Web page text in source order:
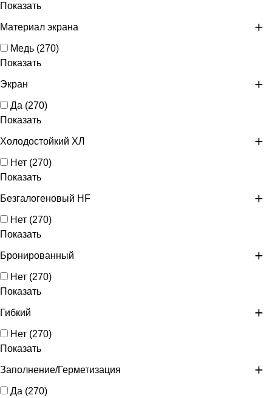
Показать
Материал экрана
Медь (270)
Показать
Экран
Да (270)
Показать
Холодостойкий ХЛ
Нет (270)
Показать
Безгалогеновый HF
Нет (270)
Показать
Бронированный
Нет (270)
Показать
Гибкий
Нет (270)
Показать
Заполнение/Герметизация
Да (270)